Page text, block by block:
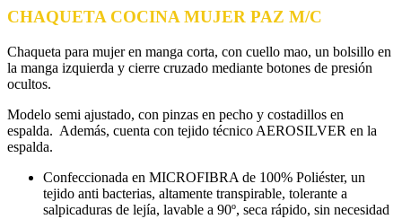
CHAQUETA COCINA MUJER PAZ M/C
Chaqueta para mujer en manga corta, con cuello mao, un bolsillo en
la manga izquierda y cierre cruzado mediante botones de presión
ocultos.
Modelo semi ajustado, con pinzas en pecho y costadillos en
espalda. Además, cuenta con tejido técnico AEROSILVER en la
espalda.
Confeccionada en MICROFIBRA de 100% Poliéster, un
tejido anti bacterias, altamente transpirable, tolerante a
salpicaduras de lejía, lavable a 90º, seca rápido, sin necesidad